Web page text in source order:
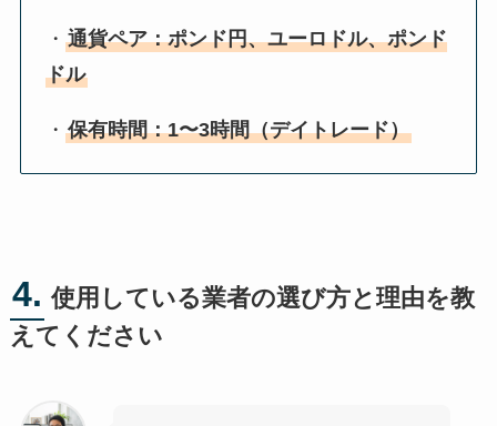
・通貨ペア：ポンド円、ユーロドル、ポンド
ドル
・保有時間：1〜3時間（デイトレード）
4. 使用している業者の選び方と理由を教
えてください